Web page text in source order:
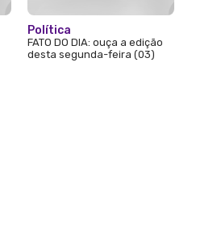
Política
FATO DO DIA: ouça a edição
desta segunda-feira (03)